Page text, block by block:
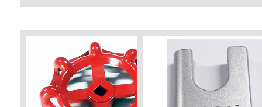
Chi tiết Chi tiết